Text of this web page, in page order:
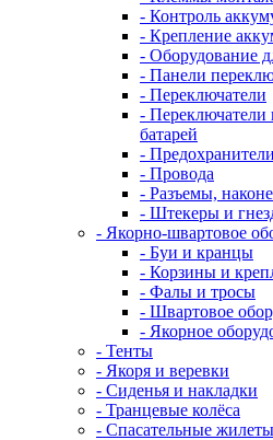
- Контроль
- Крепление
- Оборудование
- Панели
- Переключатели
-
батарей
- Предохранители
- Провода
- Разъемы,
- Штекеры и
- Якорно-швартовое
- Буи и кранцы
- Корзины и
- Фалы и тросы
- Швартовое
- Якорное
- Тенты
- Якоря и веревки
- Сиденья и накладки
- Транцевые колёса
- Спасательные жилеты